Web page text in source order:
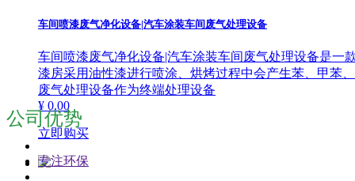
车间喷漆废气净化设备|汽车涂装车间废气处理设备
车间喷漆废气净化设备|汽车涂装车间废气处理设备是一
漆房采用油性漆进行喷涂、烘烤过程中会产生苯、甲苯
废气处理设备作为终端处理设备
¥ 0.00
立即购买
公司优势
专注环保